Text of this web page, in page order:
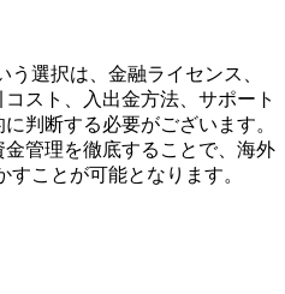
選択は、金融ライセンス、
スト、入出金方法、サポート
判断する必要がございます。
管理を徹底することで、海外
ことが可能となります。